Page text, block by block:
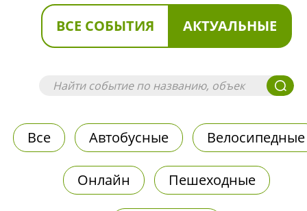
ВСЕ СОБЫТИЯ АКТУАЛЬНЫЕ
Все Автобусные Велосипедные
Онлайн Пешеходные